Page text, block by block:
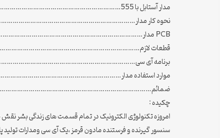
مدار آستابل با 555…………………………………………………………………………..38
نحوه کار
PCB مدار……………………………………………………………………………………..42
قطعات
برنامه آی
موارد استفاده
چكيده :
امروزه تکنولوژی الکترونیک در تمام قسمت های زندگی بشر